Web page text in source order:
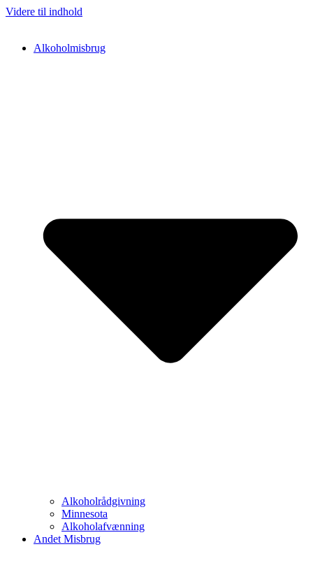
Videre til indhold
Alkoholmisbrug
Alkoholrådgivning
Minnesota
Alkoholafvænning
Andet Misbrug